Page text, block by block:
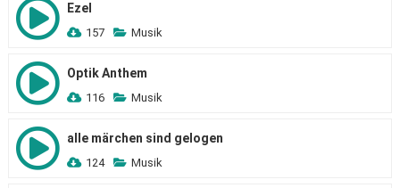
Ezel
157 Musik
Optik Anthem
116 Musik
alle märchen sind gelogen
124 Musik